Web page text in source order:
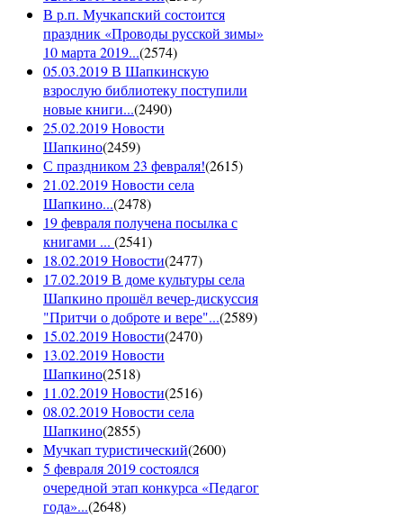
В р.п. Мучкапский состоится
праздник «Проводы русской зимы»
10 марта 2019...(2574)
05.03.2019 В Шапкинскую
взрослую библиотеку поступили
новые книги...(2490)
25.02.2019 Новости
Шапкино(2459)
С праздником 23 февраля!(2615)
21.02.2019 Новости села
Шапкино...(2478)
19 февраля получена посылка с
книгами ... (2541)
18.02.2019 Новости(2477)
17.02.2019 В доме культуры села
Шапкино прошёл вечер-дискуссия
"Притчи о доброте и вере"...(2589)
15.02.2019 Новости(2470)
13.02.2019 Новости
Шапкино(2518)
11.02.2019 Новости(2516)
08.02.2019 Новости села
Шапкино(2855)
Мучкап туристический(2600)
5 февраля 2019 состоялся
очередной этап конкурса «Педагог
года»...(2648)